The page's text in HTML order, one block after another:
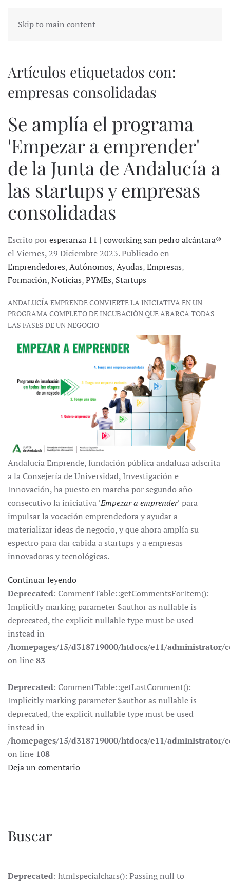
Skip to main content
Artículos etiquetados con:
empresas consolidadas
Se amplía el programa
'Empezar a emprender'
de la Junta de Andalucía a
las startups y empresas
consolidadas
Escrito poresperanza 11 | coworking san pedro alcántara®
el Viernes, 29 Diciembre 2023. Publicado en
Emprendedores,Autónomos,Ayudas,Empresas,
Formación,Noticias,PYMEs, Startups
ANDALUCÍA EMPRENDE CONVIERTE LA INICIATIVA EN UN
PROGRAMA COMPLETO DE INCUBACIÓN QUE ABARCA TODAS
LAS FASES DE UN NEGOCIO
Andalucía Emprende, fundación pública andaluza adscrita
a la Consejería de Universidad, Investigación e
Innovación, ha puesto en marcha por segundo año
consecutivo la iniciativa 'Empezar a emprender' para
impulsar la vocación emprendedora y ayudar a
materializar ideas de negocio, y que ahora amplía su
espectro para dar cabida a startups y a empresas
innovadoras y tecnológicas.
Continuar leyendo
Deprecated: CommentTable::getCommentsForItem():
Implicitly marking parameter $author as nullable is
deprecated, the explicit nullable type must be used
instead in
/homepages/15/d318719000/htdocs/e11/
on line83
Deprecated: CommentTable::getLastComment():
Implicitly marking parameter $author as nullable is
deprecated, the explicit nullable type must be used
instead in
/homepages/15/d318719000/htdocs/e11/
on line 108
Deja un comentario
Buscar
Deprecated: htmlspecialchars(): Passing null to